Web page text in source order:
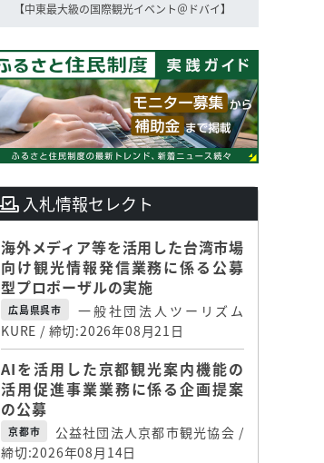
【中東最大級の国際観光イベント＠ドバイ】
入札情報セレクト
海外メディア等を活用した台湾市場
向け観光情報発信業務に係る公募
型プロポーザルの実施
広島県呉市
一般社団法人ツーリズム
KURE / 締切:2026年08月21日
AIを活用した京都観光案内機能の
活用促進事業業務に係る企画提案
の公募
京都市
公益社団法人京都市観光協会 /
締切:2026年08月14日